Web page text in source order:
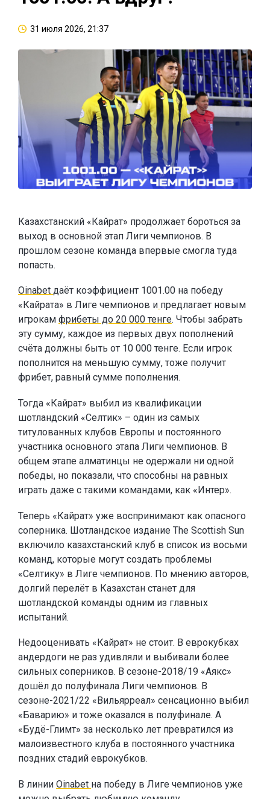
31 июля 2026, 21:37
Казахстанский «Кайрат» продолжает бороться за
выход в основной этап Лиги чемпионов. В
прошлом сезоне команда впервые смогла туда
попасть.
Oinabet даёт коэффициент 1001.00 на победу
«Кайрата» в Лиге чемпионов и предлагает новым
игрокам фрибеты до 20 000 тенге. Чтобы забрать
эту сумму, каждое из первых двух пополнений
счёта должны быть от 10 000 тенге. Если игрок
пополнится на меньшую сумму, тоже получит
фрибет, равный сумме пополнения.
Тогда «Кайрат» выбил из квалификации
шотландский «Селтик» – один из самых
титулованных клубов Европы и постоянного
участника основного этапа Лиги чемпионов. В
общем этапе алматинцы не одержали ни одной
победы, но показали, что способны на равных
играть даже с такими командами, как «Интер».
Теперь «Кайрат» уже воспринимают как опасного
соперника. Шотландское издание The Scottish Sun
включило казахстанский клуб в список из восьми
команд, которые могут создать проблемы
«Селтику» в Лиге чемпионов. По мнению авторов,
долгий перелёт в Казахстан станет для
шотландской команды одним из главных
испытаний.
Недооценивать «Кайрат» не стоит. В еврокубках
андердоги не раз удивляли и выбивали более
сильных соперников. В сезоне-2018/19 «Аякс»
дошёл до полуфинала Лиги чемпионов. В
сезоне-2021/22 «Вильярреал» сенсационно выбил
«Баварию» и тоже оказался в полуфинале. А
«Будё-Глимт» за несколько лет превратился из
малоизвестного клуба в постоянного участника
поздних стадий еврокубков.
В линии Oinabet на победу в Лиге чемпионов уже